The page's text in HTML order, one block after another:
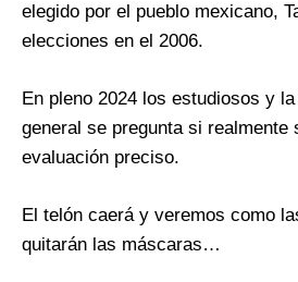
elegido por el pueblo mexicano,
elecciones en el 2006.
En pleno 2024 los estudiosos y
general se pregunta si realmente
evaluación preciso.
El telón caerá y veremos como
quitarán las máscaras…